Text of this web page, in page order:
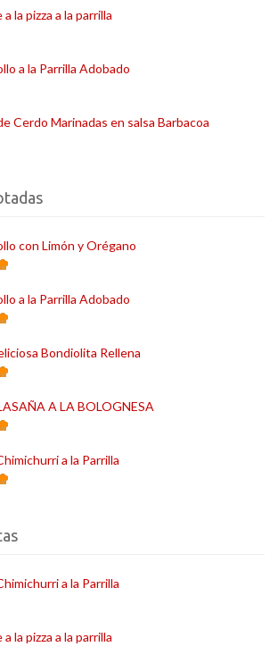
la pizza a la parrilla
a la Parrilla Adobado
Cerdo Marinadas en salsa Barbacoa
con Limón y Orégano
a la Parrilla Adobado
Bondiolita Rellena
A LA BOLOGNESA
a la Parrilla
a la Parrilla
la pizza a la parrilla